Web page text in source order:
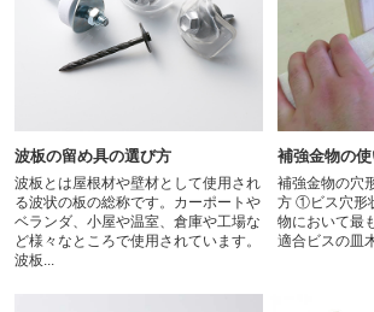
波板の留め具の選び方
波板とは屋根材や壁材として使用され
る波状の板の総称です。カーポートや
ベランダ、小屋や温室、倉庫や工場な
ど様々なところで使用されています。
波板...
補強金物の
補強金物の穴
方 ①ビス穴形状
物において最
適合ビスの皿